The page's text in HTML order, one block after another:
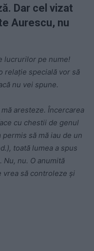
Dar cel vizat
Aurescu, nu
lucrurilor pe nume!
relație specială vor să
nu vei spune.
aresteze. Încercarea
cu chestii de genul
să mă iau de un
toată lumea a spus
nu. O anumită
vrea să controleze și